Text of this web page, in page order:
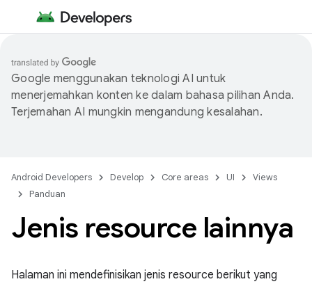
Google menggunakan teknologi AI untuk
menerjemahkan konten ke dalam bahasa pilihan Anda.
Terjemahan AI mungkin mengandung kesalahan.
Android Developers Develop Core areas UI
Views
Panduan
Jenis resource lainnya
Halaman ini mendefinisikan jenis resource berikut yang